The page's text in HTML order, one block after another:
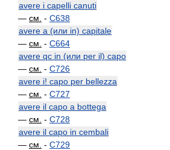
avere i capelli canuti
— см. - C638
avere a (или in) capitale
— см. - C664
avere qc in (или per il) capo
— см. - C726
avere i! capo per bellezza
— см. - C727
avere il capo a bottega
— см. - C728
avere il capo in cembali
— см. - C729